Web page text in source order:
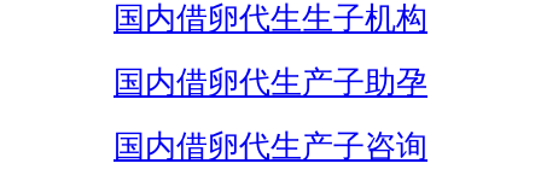
国内借卵代生生子机构
国内借卵代生产子助孕
国内借卵代生产子咨询